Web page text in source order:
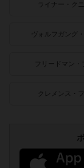
ライナー・ク
ヴォルフガング
フリードマン・
クレメンス・